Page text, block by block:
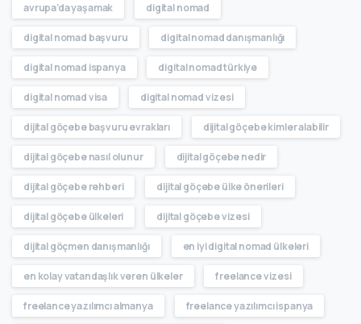
avrupa’da yaşamak digital nomad
digital nomad başvuru digital nomad danışmanlığı
digital nomad ispanya digital nomad türkiye
digital nomad visa digital nomad vizesi
dijital göçebe başvuru evrakları dijital göçebe kimler alabilir
dijital göçebe nasıl olunur dijital göçebe nedir
dijital göçebe rehberi dijital göçebe ülke önerileri
dijital göçebe ülkeleri dijital göçebe vizesi
dijital göçmen danışmanlığı en iyi digital nomad ülkeleri
en kolay vatandaşlık veren ülkeler freelance vizesi
freelance yazılımcı almanya freelance yazılımcı ispanya